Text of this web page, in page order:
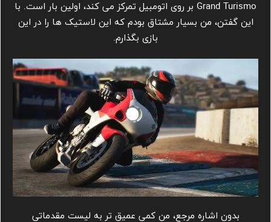
Grand Turismo بر روی اتومبیل تمرکز می کند، اولین بار است. با
این گفتن، من بسیار مشتاق بودم که این لاستیک ها را در این
بازی بگذارم.
بدون اشاره مرجع، من کمی عمیق تر به لیست مقدماتی